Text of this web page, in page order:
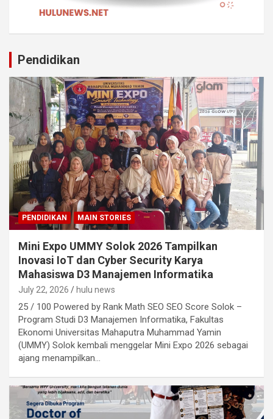
Pendidikan
PENDIDIKAN MAIN STORIES
Mini Expo UMMY Solok 2026 Tampilkan
Inovasi IoT dan Cyber Security Karya
Mahasiswa D3 Manajemen Informatika
July 22, 2026 hulu news
25 / 100 Powered by Rank Math SEO SEO Score Solok –
Program Studi D3 Manajemen Informatika, Fakultas
Ekonomi Universitas Mahaputra Muhammad Yamin
(UMMY) Solok kembali menggelar Mini Expo 2026 sebagai
ajang menampilkan…